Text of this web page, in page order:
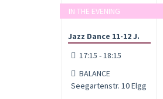
IN THE EVENING
Jazz Dance 11-12 J.
17:15 - 18:15
BALANCE
Seegartenstr. 10 Elgg